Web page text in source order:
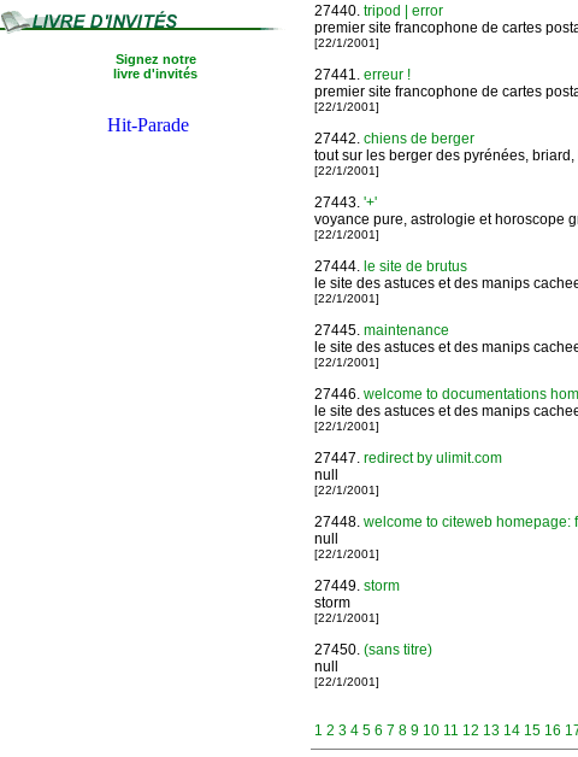
Signez notre
livre d'invités
27440. tripod | error
premier site francophone de cartes
[22/1/2001]
27441. erreur !
premier site francophone de cartes
[22/1/2001]
27442. chiens de berger
tout sur les berger des pyrénées,
[22/1/2001]
27443. '+'
voyance pure, astrologie et horoscope
[22/1/2001]
27444. le site de brutus
le site des astuces et des manips
[22/1/2001]
27445. maintenance
le site des astuces et des manips
[22/1/2001]
27446. welcome to documentations
le site des astuces et des manips
[22/1/2001]
27447. redirect by ulimit.com
null
[22/1/2001]
27448. welcome to citeweb homepage:
null
[22/1/2001]
27449. storm
storm
[22/1/2001]
27450. (sans titre)
null
[22/1/2001]
1 2 3 4 5 6 7 8 9 10 11 12 13 14 15 16